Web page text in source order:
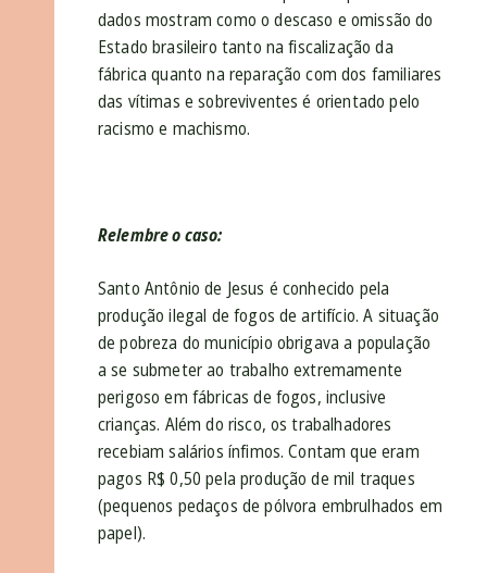
dados mostram como o descaso e omissão do
Estado brasileiro tanto na fiscalização da
fábrica quanto na reparação com dos familiares
das vítimas e sobreviventes é orientado pelo
racismo e machismo.
Relembre o caso:
Santo Antônio de Jesus é conhecido pela
produção ilegal de fogos de artifício. A situação
de pobreza do município obrigava a população
a se submeter ao trabalho extremamente
perigoso em fábricas de fogos, inclusive
crianças. Além do risco, os trabalhadores
recebiam salários ínfimos. Contam que eram
pagos R$ 0,50 pela produção de mil traques
(pequenos pedaços de pólvora embrulhados em
papel).